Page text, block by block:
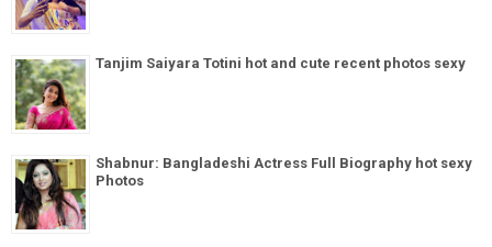
Tanjim Saiyara Totini hot and cute recent photos sexy
Shabnur: Bangladeshi Actress Full Biography hot sexy
Photos